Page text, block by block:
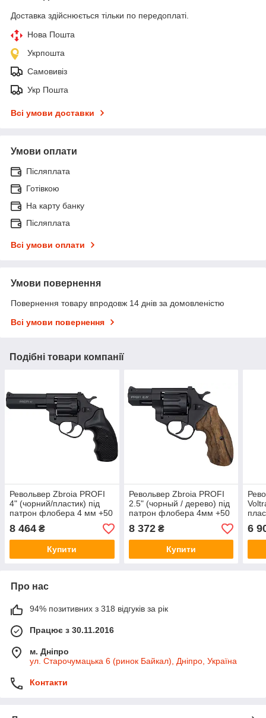
Доставка здійснюється тільки по передоплаті.
Нова Пошта
Укрпошта
Самовивіз
Укр Пошта
Всі умови доставки
Умови оплати
Післяплата
Готівкою
На карту банку
Післяплата
Всі умови оплати
Умови повернення
Повернення товару впродовж 14 днів за домовленістю
Всі умови повернення
Подібні товари компанії
Револьвер Zbroia PROFI
4" (чорний/пластик) під
патрон флобера 4 мм +50
патронів Sellier&Bellot
8 464 ₴
Купити
Револьвер Zbroia PROFI
2.5" (чорный / дерево) під
патрон флобера 4мм +50
патронів Sellier & Bellot
8 372₴
Купити
6
Про нас
94% позитивних з 318 відгуків за рік
Працює з 30.11.2016
м. Дніпро
ул. Старочумацька 6 (ринок Байкал), Дніпро, Україна
Контакти